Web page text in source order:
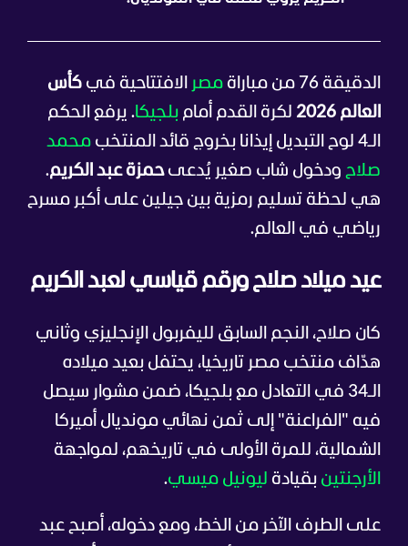
الدقيقة 76 من مباراة مصر الافتتاحية في كأس
العالم 2026
لكرة القدم أمام بلجيكا. يرفع الحكم
الـ4 لوح التبديل إيذانا بخروج قائد المنتخب
محمد
صلاح ودخول شاب صغير يُدعىحمزة عبد الكريم.
هي لحظة تسليم رمزية بين جيلين على أكبر مسرح
رياضي في العالم.
عيد ميلاد صلاح ورقم قياسي لعبد الكريم
كان صلاح، النجم السابق لليفربول الإنجليزي وثاني
هدّاف منتخب مصر تاريخيا، يحتفل بعيد ميلاده
الـ34 في التعادل مع بلجيكا، ضمن مشوار سيصل
فيه "الفراعنة" إلى ثمن نهائي مونديال أميركا
الشمالية، للمرة الأولى في تاريخهم، لمواجهة
الأرجنتين بقيادة ليونيل ميسي.
على الطرف الآخر من الخط، ومع دخوله، أصبح عبد